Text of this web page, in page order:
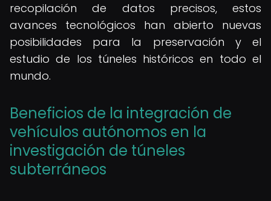
recopilación de datos precisos, estos
avances tecnológicos han abierto nuevas
posibilidades para la preservación y el
estudio de los túneles históricos en todo el
mundo.
Beneficios de la integración de
vehículos autónomos en la
investigación de túneles
subterráneos